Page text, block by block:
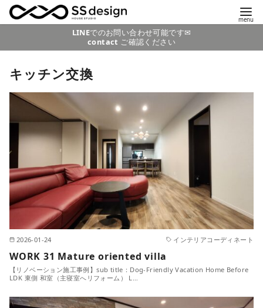
LINEでのお問い合わせ可能です✉
contact ご確認ください
キッチン交換
2026-01-24 インテリアコーディネート
WORK 31 Mature oriented villa
【リノベーション施工事例】sub title：Dog-Friendly Vacation Home Before
LDK 東側 和室（主寝室へリフォーム） L…